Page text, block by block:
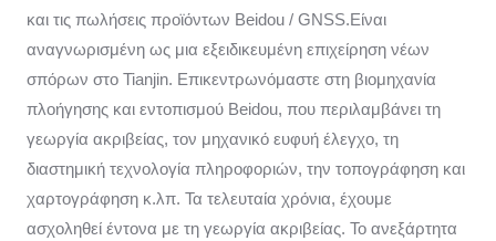
και τις πωλήσεις προϊόντων Beidou / GNSS.Είναι
αναγνωρισμένη ως μια εξειδικευμένη επιχείρηση νέων
σπόρων στο Tianjin. Επικεντρωνόμαστε στη βιομηχανία
πλοήγησης και εντοπισμού Beidou, που περιλαμβάνει τη
γεωργία ακριβείας, τον μηχανικό ευφυή έλεγχο, τη
διαστημική τεχνολογία πληροφοριών, την τοπογράφηση και
χαρτογράφηση κ.λπ. Τα τελευταία χρόνια, έχουμε
ασχοληθεί έντονα με τη γεωργία ακριβείας. Το ανεξάρτητα